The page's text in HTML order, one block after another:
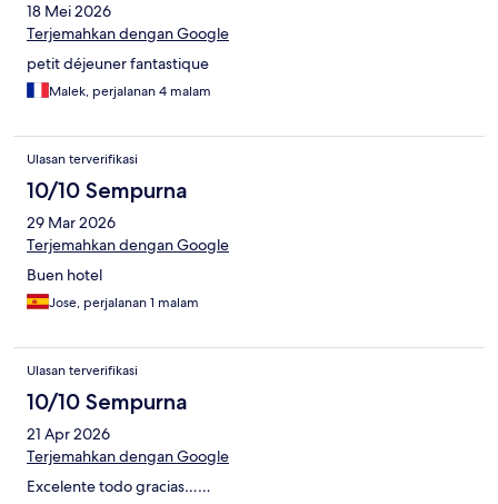
18 Mei 2026
Terjemahkan dengan Google
petit déjeuner fantastique
Malek, perjalanan 4 malam
Ulasan terverifikasi
10/10 Sempurna
29 Mar 2026
Terjemahkan dengan Google
Buen hotel
Jose, perjalanan 1 malam
Ulasan terverifikasi
10/10 Sempurna
21 Apr 2026
Terjemahkan dengan Google
Excelente todo gracias……